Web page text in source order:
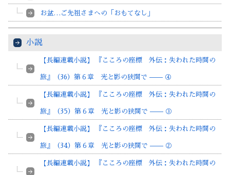
お盆…ご先祖さまへの「おもてなし」
小説
【長編連載小説】 『こころの座標 外伝：失われた時間の
旅』（36）第６章 光と影の狭間で —— ④
【長編連載小説】 『こころの座標 外伝：失われた時間の
旅』（35）第６章 光と影の狭間で —— ③
【長編連載小説】 『こころの座標 外伝：失われた時間の
旅』（34）第６章 光と影の狭間で —— ②
【長編連載小説】 『こころの座標 外伝：失われた時間の